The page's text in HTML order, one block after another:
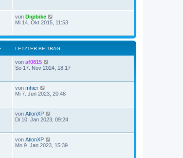
von Digibike
Mi 14. Okt 2015, 11:53
LETZTER BEITRAG
von af0815
So 17. Nov 2024, 18:17
von mhier
Mi 7. Jun 2023, 20:48
von AtlonXP
Di 10. Jan 2023, 09:24
von AtlonXP
Mo 9. Jan 2023, 15:39